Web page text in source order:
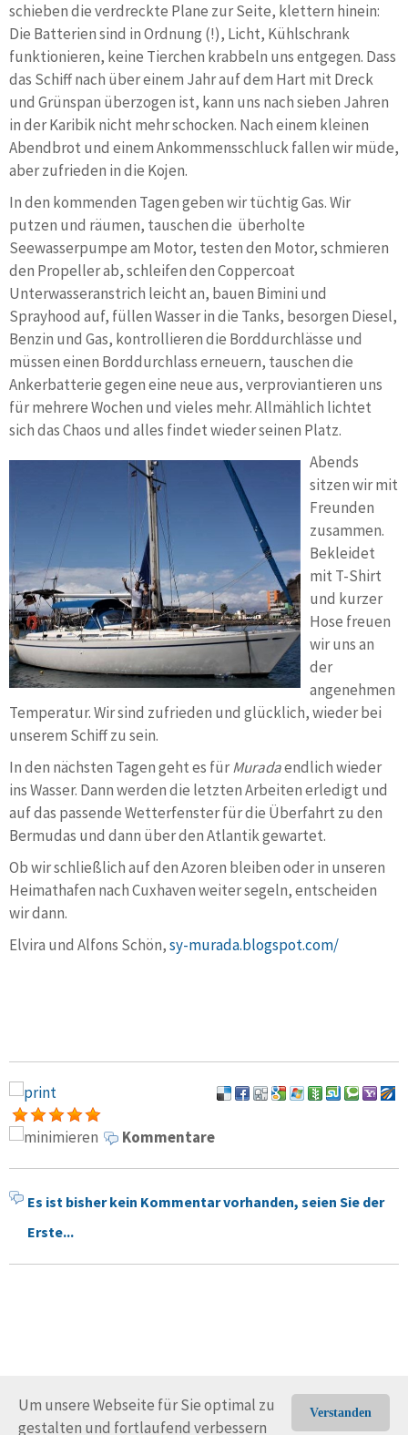
Verstanden
Um unsere Webseite für Sie optimal zu
gestalten und fortlaufend verbessern
schieben die verdreckte Plane zur Seite, klettern hinein:
Die Batterien sind in Ordnung (!), Licht, Kühlschrank
funktionieren, keine Tierchen krabbeln uns entgegen. Dass
das Schiff nach über einem Jahr auf dem Hart mit Dreck
und Grünspan überzogen ist, kann uns nach sieben Jahren
in der Karibik nicht mehr schocken. Nach einem kleinen
Abendbrot und einem Ankommensschluck fallen wir müde,
aber zufrieden in die Kojen.
In den kommenden Tagen geben wir tüchtig Gas. Wir
putzen und räumen, tauschen die überholte
Seewasserpumpe am Motor, testen den Motor, schmieren
den Propeller ab, schleifen den Coppercoat
Unterwasseranstrich leicht an, bauen Bimini und
Sprayhood auf, füllen Wasser in die Tanks, besorgen Diesel,
Benzin und Gas, kontrollieren die Borddurchlässe und
müssen einen Borddurchlass erneuern, tauschen die
Ankerbatterie gegen eine neue aus, verproviantieren uns
für mehrere Wochen und vieles mehr. Allmählich lichtet
sich das Chaos und alles findet wieder seinen Platz.
Abends
sitzen wir mit
Freunden
zusammen.
Bekleidet
mit T-Shirt
und kurzer
Hose freuen
wir uns an
der
angenehmen
Temperatur. Wir sind zufrieden und glücklich, wieder bei
unserem Schiff zu sein.
In den nächsten Tagen geht es fürMuradaendlich wieder
ins Wasser. Dann werden die letzten Arbeiten erledigt und
auf das passende Wetterfenster für die Überfahrt zu den
Bermudas und dann über den Atlantik gewartet.
Ob wir schließlich auf den Azoren bleiben oder in unseren
Heimathafen nach Cuxhaven weiter segeln, entscheiden
wir dann.
Elvira und Alfons Schön,sy-murada.blogspot.com/
Kommentare
Es ist bisher kein Kommentar vorhanden, seien Sie der
Erste...